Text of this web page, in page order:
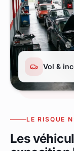
Vol &
LE RISQUE
Les